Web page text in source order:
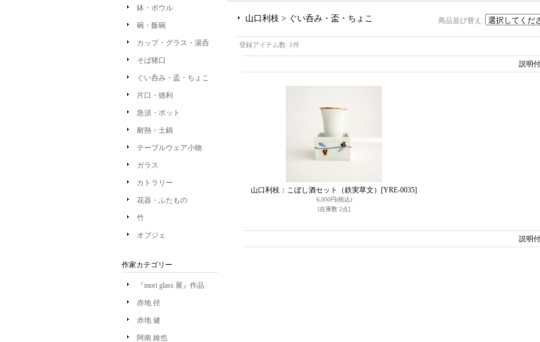
鉢・ボウル
碗・飯碗
カップ・グラス・湯呑
そば猪口
ぐい呑み・盃・ちょこ
片口・徳利
急須・ポット
耐熱・土鍋
テーブルウェア小物
ガラス
カトラリー
花器・ふたもの
竹
オブジェ
作家カテゴリー
『mori glass 展』作品
赤地 径
赤地 健
阿南 維也
山口利枝 > ぐい呑み・盃・ちょこ 商品並び替え :
登録アイテム数: 1件
説明
山口利枝：こぼし酒セット（鉄実草文） [YRE-0035]
6,050円(税込)
[在庫数 2点]
説明